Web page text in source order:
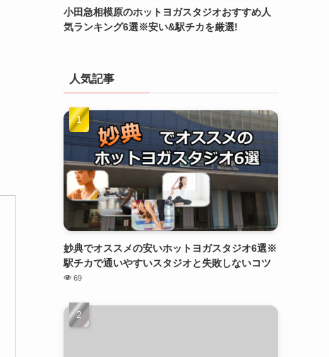
小田急相模原のホットヨガスタジオおすすめ人
気ランキング6選※安い&駅チカを厳選!
人気記事
妙典でオススメの安いホットヨガスタジオ6選※
駅チカで通いやすいスタジオと失敗しないコツ
69